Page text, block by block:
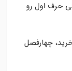
حرف اول رو
چهارفصل